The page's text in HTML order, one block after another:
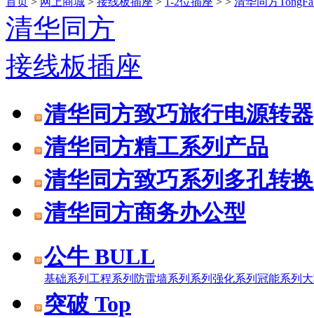
清华同方
接线板插座
清华同方致巧旅行电源转器
清华同方精工系列产品
清华同方致巧系列多孔转
清华同方商务办公型
公牛 BULL
基础系列 工程系列 防雷墙系列系列 强化系列 冠能系列
突破 Top